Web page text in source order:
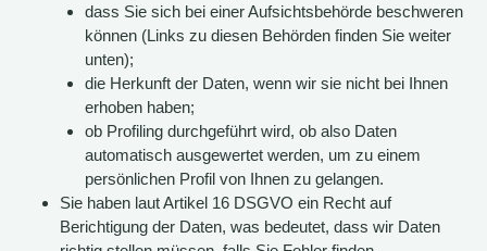
dass Sie sich bei einer Aufsichtsbehörde beschweren
können (Links zu diesen Behörden finden Sie weiter
unten);
die Herkunft der Daten, wenn wir sie nicht bei Ihnen
erhoben haben;
ob Profiling durchgeführt wird, ob also Daten
automatisch ausgewertet werden, um zu einem
persönlichen Profil von Ihnen zu gelangen.
Sie haben laut Artikel 16 DSGVO ein Recht auf
Berichtigung der Daten, was bedeutet, dass wir Daten